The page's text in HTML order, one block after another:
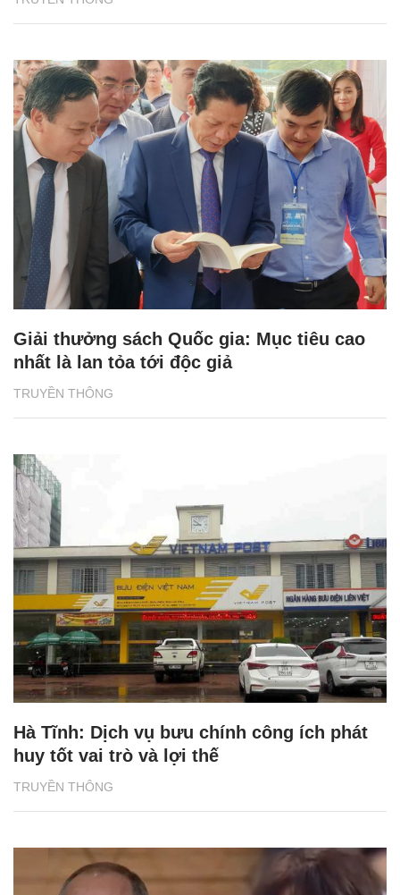
TRUYỀN THÔNG
Giải thưởng sách Quốc gia: Mục tiêu cao
nhất là lan tỏa tới độc giả
TRUYỀN THÔNG
Hà Tĩnh: Dịch vụ bưu chính công ích phát
huy tốt vai trò và lợi thế